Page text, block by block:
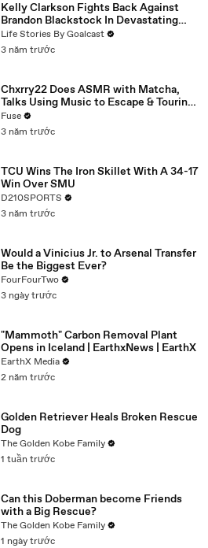
Kelly Clarkson Fights Back Against
Brandon Blackstock In Devastating
Divorce Battle
Life Stories By Goalcast
3 năm trước
Chxrry22 Does ASMR with Matcha,
Talks Using Music to Escape & Touring
with The Weeknd
Fuse
3 năm trước
TCU Wins The Iron Skillet With A 34-17
Win Over SMU
D210SPORTS
3 năm trước
Would a Vinicius Jr. to Arsenal Transfer
Be the Biggest Ever?
FourFourTwo
3 ngày trước
"Mammoth" Carbon Removal Plant
Opens in Iceland | EarthxNews | EarthX
EarthX Media
2 năm trước
Golden Retriever Heals Broken Rescue
Dog
The Golden Kobe Family
1 tuần trước
Can this Doberman become Friends
with a Big Rescue?
The Golden Kobe Family
1 ngày trước